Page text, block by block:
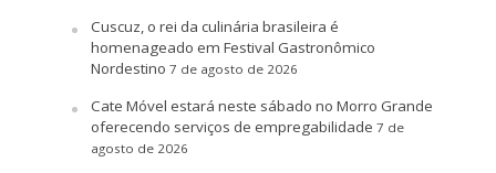
Cuscuz, o rei da culinária brasileira é
homenageado em Festival Gastronômico
Nordestino 7 de agosto de 2026
Cate Móvel estará neste sábado no Morro Grande
oferecendo serviços de empregabilidade 7 de
agosto de 2026